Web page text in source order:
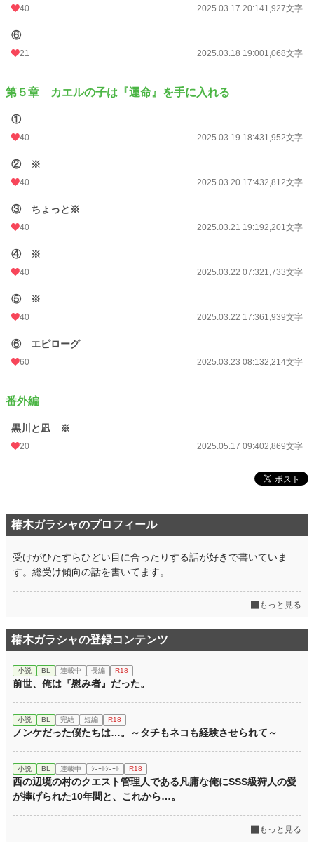
40 2025.03.17 20:141,927文字
⑥
21 2025.03.18 19:001,068文字
第５章 カエルの子は『運命』を手に入れる
①
40 2025.03.19 18:431,952文字
② ※
40 2025.03.20 17:432,812文字
③ ちょっと※
40 2025.03.21 19:192,201文字
④ ※
40 2025.03.22 07:321,733文字
⑤ ※
40 2025.03.22 17:361,939文字
⑥ エピローグ
60 2025.03.23 08:132,214文字
番外編
黒川と凪 ※
20 2025.05.17 09:402,869文字
椿木ガラシャのプロフィール
受けがひたすらひどい目に合ったりする話が好きで書いていま
す。総受け傾向の話を書いてます。
もっと見る
椿木ガラシャの登録コンテンツ
小説 BL 連載中 長編 R18
前世、俺は『慰み者』だった。
小説 BL 完結 短編 R18
ノンケだった僕たちは…。～タチもネコも経験させられて～
小説 BL 連載中 ｼｮｰﾄｼｮｰﾄ R18
西の辺境の村のクエスト管理人である凡庸な俺にSSS級狩人の愛
が捧げられた10年間と、これから…。
もっと見る